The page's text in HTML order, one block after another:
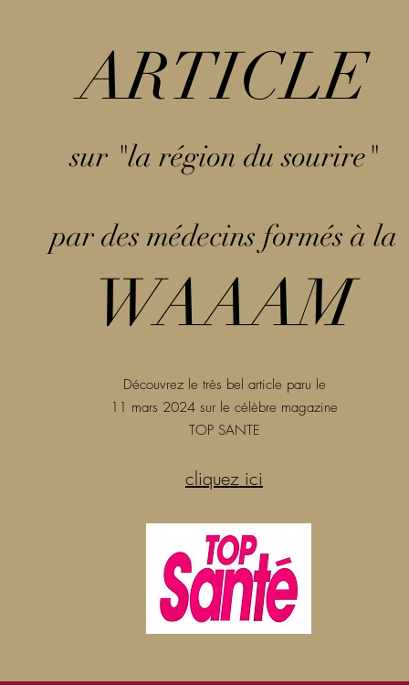
ARTICLE
sur "la région du sourire"
par des médecins formés à la
WAAAM
Découvrez le très bel article paru le
11 mars 2024 sur le célèbre magazine
TOP SANTE
cliquez ici